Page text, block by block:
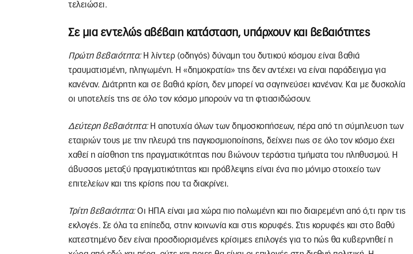
τελειώσει.
Σε μια εντελώς αβέβαιη κατάσταση, υπάρχουν και βεβαιότητες
Πρώτη βεβαιότητα:Η λίντερ (οδηγός) δύναμη του δυτικού κόσμου είναι βαθιά
τραυματισμένη, πληγωμένη. Η «δημοκρατία» της δεν αντέχει να είναι παράδειγμα για
κανέναν. Διάτρητη και σε βαθιά κρίση, δεν μπορεί να σαγηνεύσει κανέναν. Και με δυσκολία
οι υποτελείς της σε όλο τον κόσμο μπορούν να τη φτιασιδώσουν.
Δεύτερη βεβαιότητα:Η αποτυχία όλων των δημοσκοπήσεων, πέρα από τη σύμπλευση των
εταιριών τους με την πλευρά της παγκοσμιοποίησης, δείχνει πως σε όλο τον κόσμο έχει
χαθεί η αίσθηση της πραγματικότητας που βιώνουν τεράστια τμήματα του πληθυσμού. Η
άβυσσος μεταξύ πραγματικότητας και πρόβλεψης είναι ένα πιο μόνιμο στοιχείο των
επιτελείων και της κρίσης που τα διακρίνει.
Τρίτη βεβαιότητα:Οι ΗΠΑ είναι μια χώρα πιο πολωμένη και πιο διαιρεμένη από ό,τι πριν τις
εκλογές. Σε όλα τα επίπεδα, στην κοινωνία και στις κορυφές. Στις κορυφές και στο βαθύ
κατεστημένο δεν είναι προσδιορισμένες κρίσιμες επιλογές για το πώς θα κυβερνηθεί η